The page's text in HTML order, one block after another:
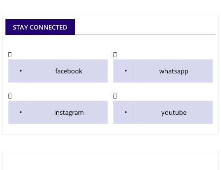
STAY CONNECTED
facebook whatsapp
instagram youtube